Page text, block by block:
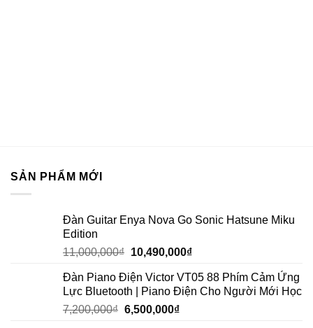
SẢN PHẨM MỚI
Đàn Guitar Enya Nova Go Sonic Hatsune Miku
Edition
11,000,000₫ 10,490,000₫
Đàn Piano Điện Victor VT05 88 Phím Cảm Ứng
Lực Bluetooth | Piano Điện Cho Người Mới Học
7,200,000₫ 6,500,000₫